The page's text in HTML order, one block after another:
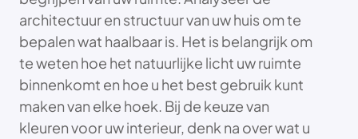
architectuur en structuur van uw huis om te
bepalen wat haalbaar is. Het is belangrijk om
te weten hoe het natuurlijke licht uw ruimte
binnenkomt en hoe u het best gebruik kunt
maken van elke hoek. Bij de keuze van
kleuren voor uw interieur, denk na over wat u